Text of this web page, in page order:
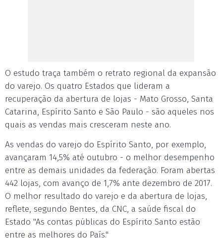
O estudo traça também o retrato regional da expansão
do varejo. Os quatro Estados que lideram a
recuperação da abertura de lojas - Mato Grosso, Santa
Catarina, Espírito Santo e São Paulo - são aqueles nos
quais as vendas mais cresceram neste ano.
As vendas do varejo do Espírito Santo, por exemplo,
avançaram 14,5% até outubro - o melhor desempenho
entre as demais unidades da federação. Foram abertas
442 lojas, com avanço de 1,7% ante dezembro de 2017.
O melhor resultado do varejo e da abertura de lojas,
reflete, segundo Bentes, da CNC, a saúde fiscal do
Estado "As contas públicas do Espírito Santo estão
entre as melhores do País."